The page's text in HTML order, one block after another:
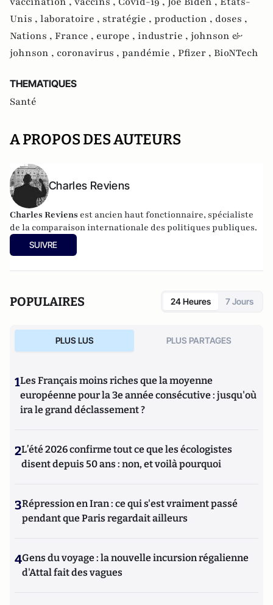
Unis , laboratoire , stratégie , production , doses ,
Nations , France , europe , industrie , johnson &
johnson , coronavirus , pandémie , Pfizer , BioNTech
THEMATIQUES
Santé
A PROPOS DES AUTEURS
Charles Reviens
Charles Reviens est ancien haut fonctionnaire, spécialiste
de la comparaison internationale des politiques publiques.
SUIVRE
POPULAIRES 24 Heures 7 Jours
PLUS LUS PLUS PARTAGES
1Les Français moins riches que la moyenne
européenne pour la 3e année consécutive : jusqu'où
ira le grand déclassement ?
2L’été 2026 confirme tout ce que les écologistes
disent depuis 50 ans : non, et voilà pourquoi
3Répression en Iran : ce qui s'est vraiment passé
pendant que Paris regardait ailleurs
4Gens du voyage : la nouvelle incursion régalienne
d'Attal fait des vagues